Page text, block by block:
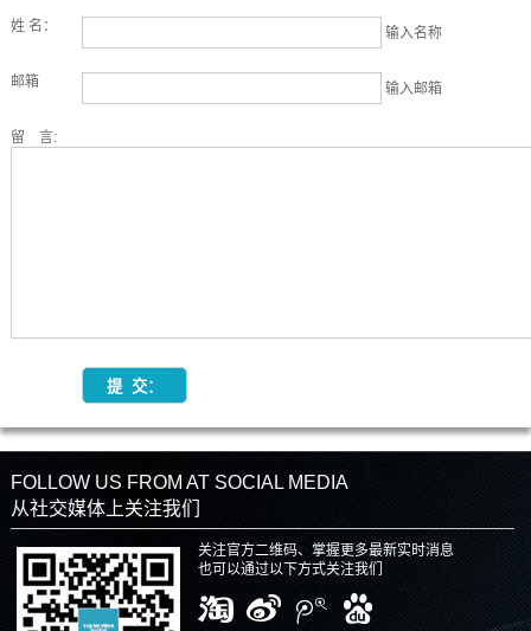
姓 名： 输入名称
邮箱 输入邮箱
留 言:
FOLLOW US FROM AT SOCIAL MEDIA
从社交媒体上关注我们
关注官方二维码、掌握更多最新实时消息
也可以通过以下方式关注我们